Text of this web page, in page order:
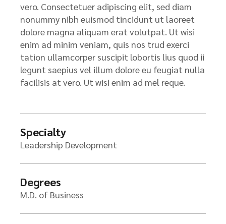
vero. Consectetuer adipiscing elit, sed diam
nonummy nibh euismod tincidunt ut laoreet
dolore magna aliquam erat volutpat. Ut wisi
enim ad minim veniam, quis nos trud exerci
tation ullamcorper suscipit lobortis lius quod ii
legunt saepius vel illum dolore eu feugiat nulla
facilisis at vero. Ut wisi enim ad mel reque.
Specialty
Leadership Development
Degrees
M.D. of Business